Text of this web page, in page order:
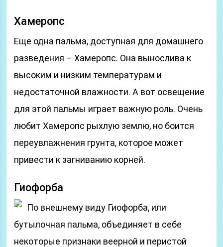
Хамеропс
Еще одна пальма, доступная для домашнего
разведения – Хамеропс. Она вынослива к
высоким и низким температурам и
недостаточной влажности. А вот освещение
для этой пальмы играет важную роль. Очень
любит Хамеропс рыхлую землю, но боится
переувлажнения грунта, которое может
привести к загниванию корней.
Гиофорба
По внешнему виду Гиофорба, или
бутылочная пальма, объединяет в себе
некоторые признаки веерной и перистой